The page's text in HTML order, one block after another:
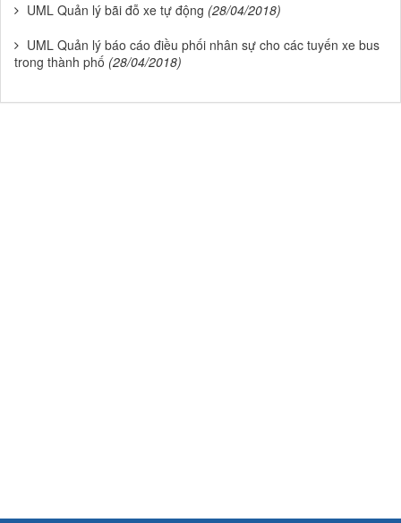
UML Quản lý bãi đỗ xe tự động (28/04/2018)
UML Quản lý báo cáo điều phối nhân sự cho các tuyến xe bus
trong thành phố (28/04/2018)